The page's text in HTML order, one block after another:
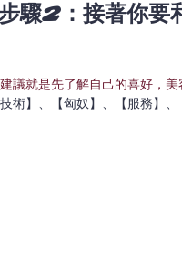
驟2：接著你要
議就是先了解自己的喜好，
技術】、【匈奴】、【服務】